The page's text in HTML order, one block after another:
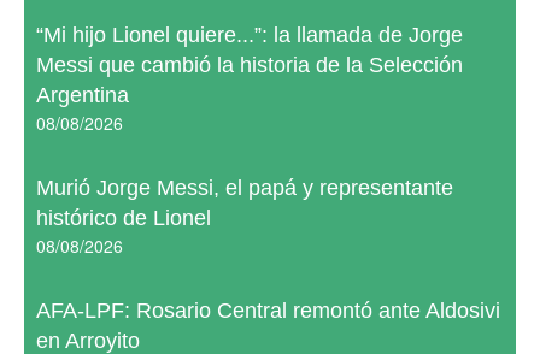
“Mi hijo Lionel quiere...”: la llamada de Jorge
Messi que cambió la historia de la Selección
Argentina
08/08/2026
Murió Jorge Messi, el papá y representante
histórico de Lionel
08/08/2026
AFA-LPF: Rosario Central remontó ante Aldosivi
en Arroyito